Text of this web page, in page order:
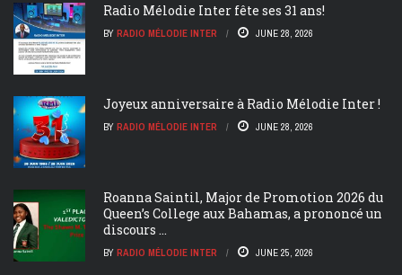
Radio Mélodie Inter fête ses 31 ans!
BY RADIO MÉLODIE INTER JUNE 28, 2026
Joyeux anniversaire à Radio Mélodie Inter !
BY RADIO MÉLODIE INTER JUNE 28, 2026
Roanna Saintil, Major de Promotion 2026 du
Queen’s College aux Bahamas, a prononcé un
discours ...
BY RADIO MÉLODIE INTER JUNE 25, 2026